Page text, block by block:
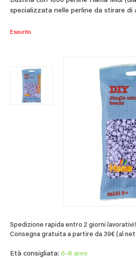
specializzata nelle perline da stirare di
Esaurito
Spedizione rapida entro 2 giorni lavorativi!
Consegna gratuita a partire da 39€ (al
Età consigliata: 6-8 anni